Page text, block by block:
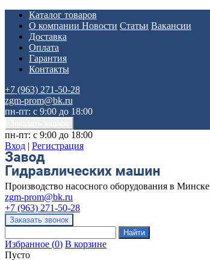
Каталог товаров
О компании Новости Статьи Вакансии
Доставка
Оплата
Гарантия
Контакты
+7 (963) 271-50-28
zgm-prom@bk.ru
пн-пт: с 9:00 до 18:00
пн-пт: с 9:00 до 18:00
Вход | Регистрация
Производство насосного оборудования в Минске
zgm-prom@bk.ru
+7 (963) 271-50-28
Избранное (0) В корзине
Пусто